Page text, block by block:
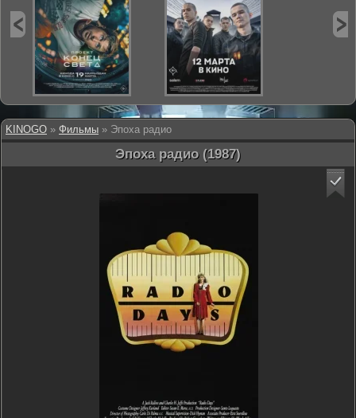
KINOGO » Фильмы » Эпоха радио
Эпоха радио (1987)